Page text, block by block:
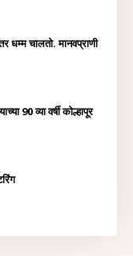
धम्म चालतो. मानवप्राणी
90 व्या वर्षी कोल्हापूर